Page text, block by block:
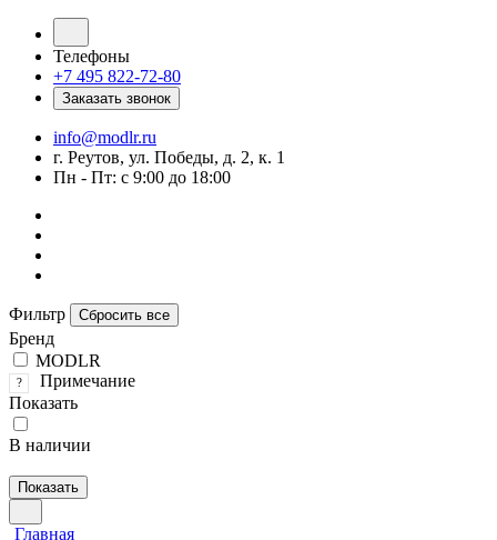
Телефоны
+7 495 822-72-80
Заказать звонок
info@modlr.ru
г. Реутов, ул. Победы, д. 2, к. 1
Пн - Пт: с 9:00 до 18:00
Фильтр Сбросить все
Бренд
MODLR
?
Примечание
Показать
В наличии
Показать
Главная